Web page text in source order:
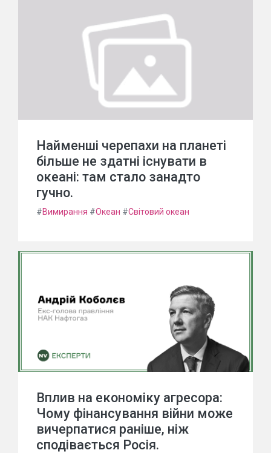
Найменші черепахи на планеті
більше не здатні існувати в
океані: там стало занадто
гучно.
#Вимирання #Океан #Світовий океан
Вплив на економіку агресора:
Чому фінансування війни може
вичерпатися раніше, ніж
сподівається Росія.